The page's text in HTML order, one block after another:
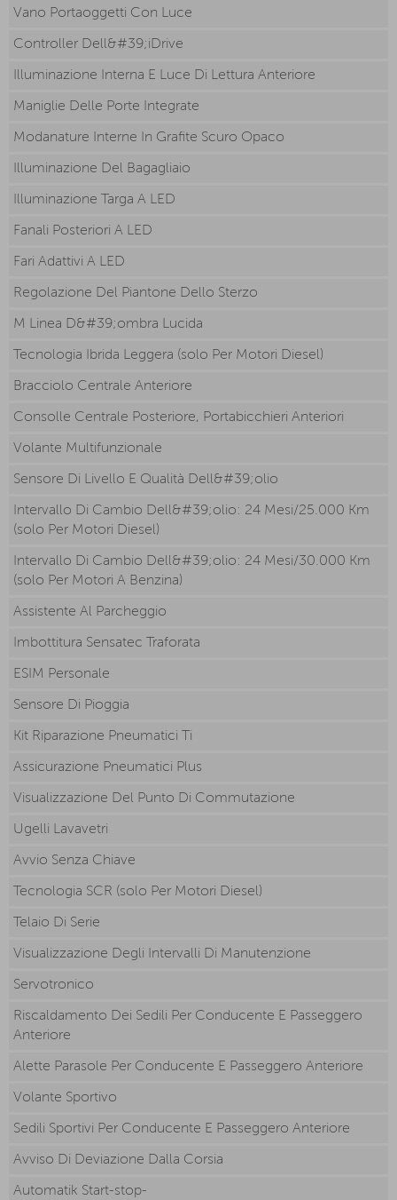
Vano Portaoggetti Con Luce
Controller Dell&#39;iDrive
Illuminazione Interna E Luce Di Lettura Anteriore
Maniglie Delle Porte Integrate
Modanature Interne In Grafite Scuro Opaco
Illuminazione Del Bagagliaio
Illuminazione Targa A LED
Fanali Posteriori A LED
Fari Adattivi A LED
Regolazione Del Piantone Dello Sterzo
M Linea D&#39;ombra Lucida
Tecnologia Ibrida Leggera (solo Per Motori Diesel)
Bracciolo Centrale Anteriore
Consolle Centrale Posteriore, Portabicchieri Anteriori
Volante Multifunzionale
Sensore Di Livello E Qualità Dell&#39;olio
Intervallo Di Cambio Dell&#39;olio: 24 Mesi/25.000 Km
(solo Per Motori Diesel)
Intervallo Di Cambio Dell&#39;olio: 24 Mesi/30.000 Km
(solo Per Motori A Benzina)
Assistente Al Parcheggio
Imbottitura Sensatec Traforata
ESIM Personale
Sensore Di Pioggia
Kit Riparazione Pneumatici Ti
Assicurazione Pneumatici Plus
Visualizzazione Del Punto Di Commutazione
Ugelli Lavavetri
Avvio Senza Chiave
Tecnologia SCR (solo Per Motori Diesel)
Telaio Di Serie
Visualizzazione Degli Intervalli Di Manutenzione
Servotronico
Riscaldamento Dei Sedili Per Conducente E Passeggero
Anteriore
Alette Parasole Per Conducente E Passeggero Anteriore
Volante Sportivo
Sedili Sportivi Per Conducente E Passeggero Anteriore
Avviso Di Deviazione Dalla Corsia
Automatik Start-stop-